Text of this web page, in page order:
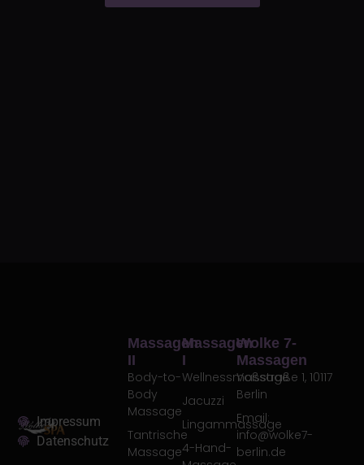
Impressum
Datenschutz
Massagen
I
Wellnessmassage
Jacuzzi
Lingammassage
4-Hand-
Massagen
II
Body-to-
Body
Massage
Tantrische
Massage
Wolke 7-
Massagen
Voßstraße 1, 10117
Berlin
Email:
info@wolke7-
berlin.de